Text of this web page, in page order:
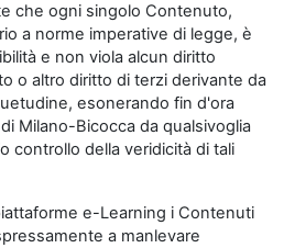
che ogni singolo Contenuto,
a norme imperative di legge, è
e non viola alcun diritto
o altro diritto di terzi derivante da
esonerando fin d'ora
Milano-Bicocca da qualsivoglia
controllo della veridicità di tali
e-Learning i Contenuti
a manlevare